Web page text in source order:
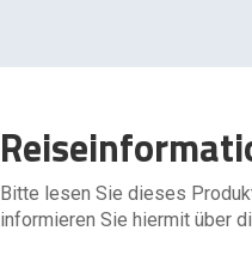
Bitte lesen Sie dieses
informieren Sie hiermit über